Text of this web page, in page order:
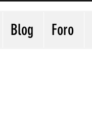
Blog Foro